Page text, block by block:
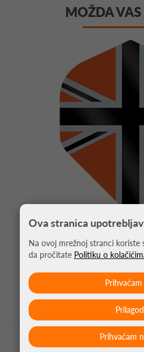
MOŽDA
PIKADO PERA ALLIANCE
NARANČASTA NO2
1,05 €
Ova stranica
Na ovoj mrežnoj stranci koriste
da pročitate Politiku o
Prihvaćam
Prihvaćam